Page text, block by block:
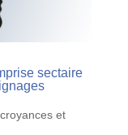
sectaire
et